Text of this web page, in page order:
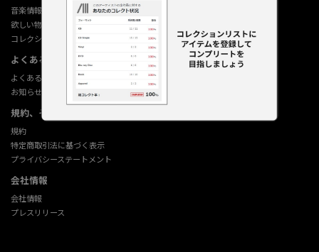
音楽情報データベース
欲しい物リストの使い方
コレクション機能の使い方
よくあるご質問 (Q&A)
よくあるご質問 (Q&A)
お知らせ
規約、その他
規約
特定商取引法に基づく表示
プライバシーステートメント
会社情報
会社情報
プレスリリース